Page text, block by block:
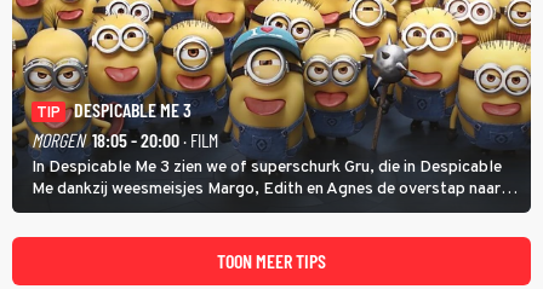
TIP
DESPICABLE ME 3
MORGEN 18:05 - 20:00· FILM
In Despicable Me 3 zien we of superschurk Gru, die in Despicable
Me dankzij weesmeisjes Margo, Edith en Agnes de overstap naar
het rechte pad maakte, ook op dat pad weet te blijven.
TOON MEER TIPS